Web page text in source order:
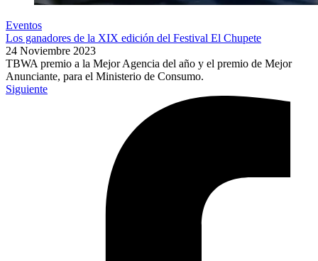
Eventos
Los ganadores de la XIX edición del Festival El Chupete
24 Noviembre 2023
TBWA premio a la Mejor Agencia del año y el premio de Mejor
Anunciante, para el Ministerio de Consumo.
Siguiente